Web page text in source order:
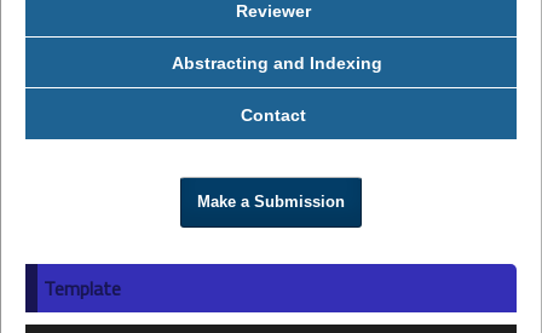
Reviewer
Abstracting and Indexing
Contact
Make a Submission
Template